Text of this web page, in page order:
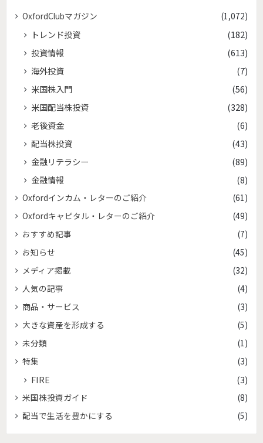
OxfordClubマガジン (1,072)
トレンド投資
(182)
投資情報
(613)
海外投資
(7)
米国株入門
(56)
米国配当株投資
(328)
老後資金
(6)
配当株投資
(43)
金融リテラシー
(89)
金融情報
(8)
Oxfordインカム・レターのご紹介
(61)
Oxfordキャピタル・レターのご紹介
(49)
おすすめ記事
(7)
お知らせ
(45)
メディア掲載
(32)
人気の記事
(4)
商品・サービス
(3)
大きな資産を形成する
(5)
未分類
(1)
特集
(3)
FIRE (3)
米国株投資ガイド
(8)
配当で生活を豊かにする
(5)